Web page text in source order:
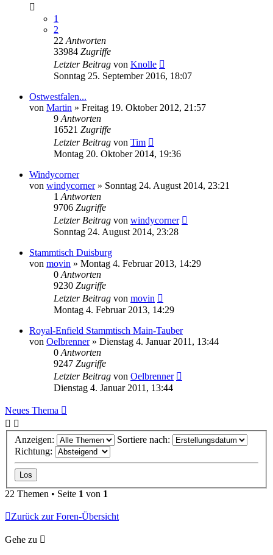
1
2
22 Antworten
33984 Zugriffe
Letzter Beitrag von Knolle
Sonntag 25. September 2016, 18:07
Ostwestfalen...
von Martin » Freitag 19. Oktober 2012, 21:57
9 Antworten
16521 Zugriffe
Letzter Beitrag von Tim
Montag 20. Oktober 2014, 19:36
Windycorner
von windycorner» Sonntag 24. August 2014, 23:21
1 Antworten
9706 Zugriffe
Letzter Beitrag von windycorner
Sonntag 24. August 2014, 23:28
Stammtisch Duisburg
von movin » Montag 4. Februar 2013, 14:29
0 Antworten
9230 Zugriffe
Letzter Beitrag von movin
Montag 4. Februar 2013, 14:29
Royal-Enfield Stammtisch Main-Tauber
von Oelbrenner» Dienstag 4. Januar 2011, 13:44
0 Antworten
9247 Zugriffe
Letzter Beitrag von Oelbrenner
Dienstag 4. Januar 2011, 13:44
Neues Thema
Anzeigen:
Sortiere nach:
Richtung:
22 Themen • Seite 1 von 1
Zurück zur Foren-Übersicht
Gehe zu